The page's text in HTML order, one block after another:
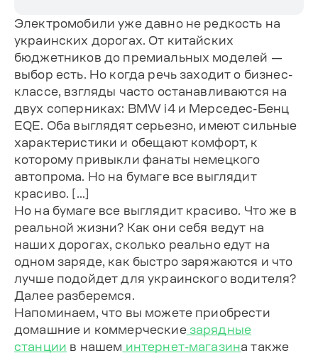
Электромобили уже давно не редкость на
украинских дорогах. От китайских
бюджетников до премиальных моделей —
выбор есть. Но когда речь заходит о бизнес-
классе, взгляды часто останавливаются на
двух соперниках: BMW i4 и Мерседес-Бенц
EQE. Оба выглядят серьезно, имеют сильные
характеристики и обещают комфорт, к
которому привыкли фанаты немецкого
автопрома. Но на бумаге все выглядит
красиво. […]
Но на бумаге все выглядит красиво. Что же в
реальной жизни? Как они себя ведут на
наших дорогах, сколько реально едут на
одном заряде, как быстро заряжаются и что
лучше подойдет для украинского водителя?
Далее разберемся.
Напоминаем, что вы можете приобрести
домашние и коммерческиезарядные
станции в нашем интернет-магазина также